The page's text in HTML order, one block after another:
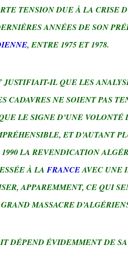
TENSION DUE À LA CRISE
ANNÉES DE SON
, ENTRE 1975 ET 1978.
JUSTIFIAIT-IL QUE LES
CADAVRES NE SOIENT PAS
LE SIGNE D’UNE VOLONTÉ
ET D’AUTANT
LA REVENDICATION
À LAFRANCEAVEC UNE
APPAREMMENT, CE QUI
MASSACRE
DÉPEND ÉVIDEMMENT DE